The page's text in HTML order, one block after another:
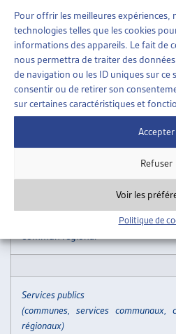
Pour offrir les meilleures expériences,
technologies telles que les cookies
informations des appareils. Le fait de
nous permettra de traiter des
de navigation ou les ID uniques sur ce
consentir ou de retirer son
sur certaines caractéristiques et
Accepter
Refuser
Voir les
Politique de
Fr. 300’000.-)
d) services sociaux d’entreprise
e) tarif préférentiel pour les membres
d’institutions faitières qui sont
f) une cotisation forfaitaire peut être
locales, régionales ou cantonales
commun régional
Services publics
(communes, services communaux,
régionaux)